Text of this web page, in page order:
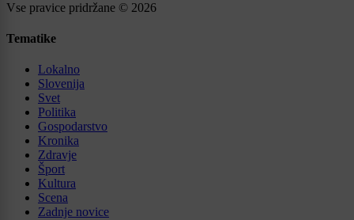
Vse pravice pridržane © 2026
Tematike
Lokalno
Slovenija
Svet
Politika
Gospodarstvo
Kronika
Zdravje
Šport
Kultura
Scena
Zadnje novice